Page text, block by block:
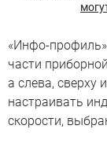
«Инфо-
части
а слева,
настраивать
скорости,